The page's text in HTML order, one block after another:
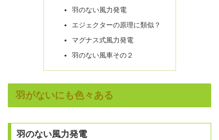
羽のない風力発電
エジェクターの原理に類似？
マグナス式風力発電
羽のない風車その２
羽がないにも色々ある
羽のない風力発電